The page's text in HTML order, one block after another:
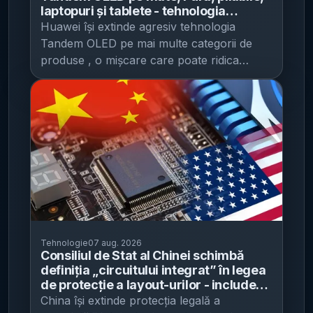
aceleiași surse. În ansamblu, CNMO
descrie iPhone 18 Pro ca un model cu
îmbunătățiri „substanțiale” pe trei direcții:
fotografie (diafragmă variabilă), experiență
(modem C2). Detaliile finale și confirmarea
oficială rămân de așteptat la lansarea din
următoarele săptămâni, conform
publicației.[...]
ultimul salt de dimensiune: în urmă cu doi
ani, iPhone 16 Pro a crescut la 6,3 inci (de
la 6,1), iar Pro Max la 6,9 inci (de la 6,7).
„Sticlă peste tot”: design fără ramă vizibilă
Pe lângă diagonale mai mari, aceeași sursă
susține că iPhone 20 Pro și Pro Max ar
putea primi un design „quad-curved” și un
front fără ramă vizibilă (bezel) — adică
sticla ar „înfășura” toate cele patru margini,
iar conturul clasic din jurul ecranului nu s-
ar mai vedea. Totodată, raportul de aspect
ar rămâne neschimbat, chiar dacă ecranele
cresc. Austin Evans, creator tech cu
(potrivit CNET), spune că mărirea
ecranelor „are sens” în contextul
consumului tot mai mare de conținut pe
telefon și că ideea unui front cu sticlă
și proporții. Ce se schimbă la design: insula
camerei, nu camere „separate” Cea mai
vizibilă modificare față de FE-urile
anterioare este zona camerei de pe spate.
separate, fiecare cu propriul inel, S26 FE
ar trece la o insulă de cameră integrată , în
linie cu direcția de design a seriei S26.
Conform imaginilor descrise de publicație:
cele trei camere sunt aliniate vertical în
colțul stânga-sus; lângă ele apare blițul
LED ; spatele și rama laterală sunt plate ,
accentuând aspectul „unitar” cu seria S26.
Elemente de pe față și ergonomie Pe partea
dreaptă se văd butonul de pornire și tastele
de volum . În față, telefonul ar avea un
ecran plat, cu margini relativ înguste și o
cameră frontală într-un decupaj („gaură”)
centrat sus. CNMO menționează totuși că
laptopuri și tablete - tehnologia
promite luminozitate mai mare,
consum mai mic și durată de viață
extinsă, dar rămâne scumpă
Huawei își extinde agresiv tehnologia
Tandem OLED pe mai multe categorii de
produse , o mișcare care poate ridica
standardul de luminozitate, consum și
durabilitate al ecranelor, dar care vine cu o
presiune evidentă pe costuri și pe
capacitatea de producție, potrivit CNMO .
Informația este atribuită bloggerului @智慧
皮卡丘, care susține că planul vizează
introducerea ecranelor OLED cu dublu
strat în seriile Mate și Pura, în pliabile, dar
și în laptopuri și tablete. Tehnologia
presupune adăugarea unei a doua structuri
de emisie de lumină peste un OLED clasic,
printr-un strat de generare a sarcinii care
permite stivuirea verticală. Consecința
Tehnologie07 aug. 2026
Consiliul de Stat al Chinei schimbă
definiția „circuitului integrat” în legea
de protecție a layout-urilor - include
explicit cipuri fotonice și cuantice din
China își extinde protecția legală a